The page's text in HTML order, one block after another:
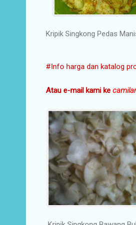
Kripik Singkong Pedas
#Info harga dan katalog
Atau e-mail kami ke